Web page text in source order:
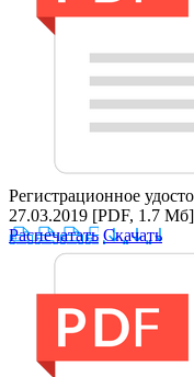
Регистрационное
27.03.2019 [PDF, 1.7 Мб]
Распечатать Скачать